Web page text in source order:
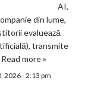
AI,
din lume,
evaluează
transmite
Read more »
2026 - 2:13 pm